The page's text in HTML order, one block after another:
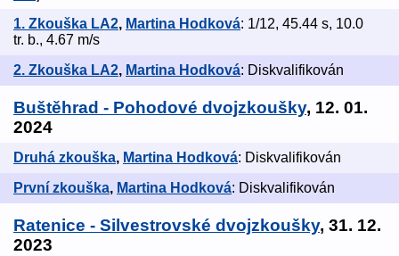
1. Zkouška LA2, Martina Hodková: 1/12, 45.44 s, 10.0
tr. b., 4.67 m/s
2. Zkouška LA2, Martina Hodková: Diskvalifikován
Buštěhrad - Pohodové dvojzkoušky, 12. 01.
2024
Druhá zkouška, Martina Hodková: Diskvalifikován
První zkouška, Martina Hodková: Diskvalifikován
Ratenice - Silvestrovské dvojzkoušky, 31. 12.
2023